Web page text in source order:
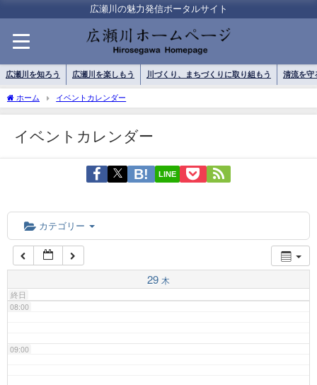
広瀬川の魅力発信ポータルサイト
広瀬川を知ろう 広瀬川を楽しもう 川づくり、まちづくりに取り組もう 清流を守
ホーム イベントカレンダー
イベントカレンダー
LINE
カテゴリー
29 木
終日
02:00
03:00
04:00
06:00
07:00
08:00
09:00